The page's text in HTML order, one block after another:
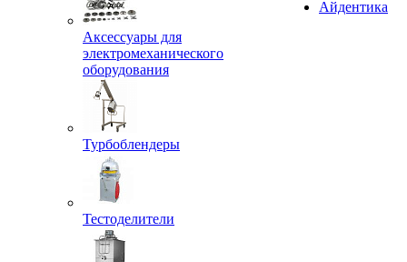
Аксессуары для
электромеханического
оборудования
Турбоблендеры
Тестоделители
Айдентика